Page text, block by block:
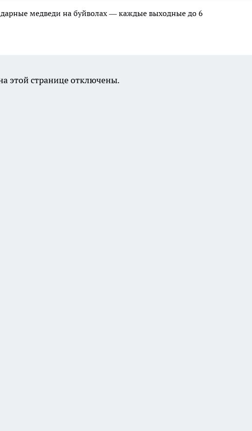
медведи на буйволах — каждые выходные до 6
этой странице отключены.